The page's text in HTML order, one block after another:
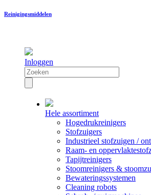
Reinigingsmiddelen
Inloggen
Hele assortiment
Hogedrukreinigers
Stofzuigers
Industrieel stofzuigen /
Raam- en
Tapijtreinigers
Stoomreinigers &
Bewateringssystemen
Cleaning robots